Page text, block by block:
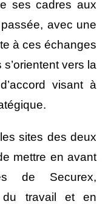
ses cadres aux
avec une
à ces échanges
vers la
visant à
sites des deux
mettre en avant
de Securex,
du travail et en